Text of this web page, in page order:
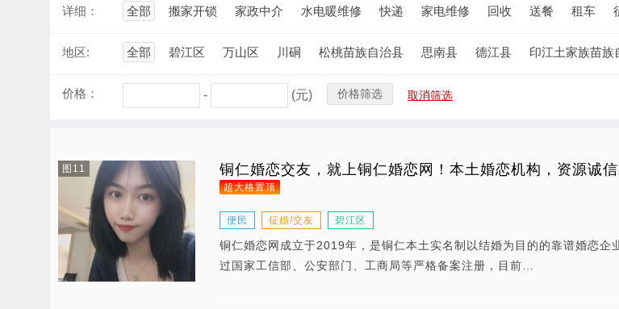
详细： 全部 搬家开锁 家政中介 水电暖维修 快递 家电维修 回收 送餐 租车
地区: 全部 碧江区 万山区 川硐 松桃苗族自治县 思南县 德江县 印江土家族苗族
价格： - (元) 价格筛选 取消筛选
图11 铜仁婚恋交友，就上铜仁婚恋网！本土婚恋机构，资源诚信
超大格置顶
便民 征婚/交友 碧江区
铜仁婚恋网成立于2019年，是铜仁本土实名制以结婚为目的的靠谱婚恋企
过国家工信部、公安部门、工商局等严格备案注册，目前…